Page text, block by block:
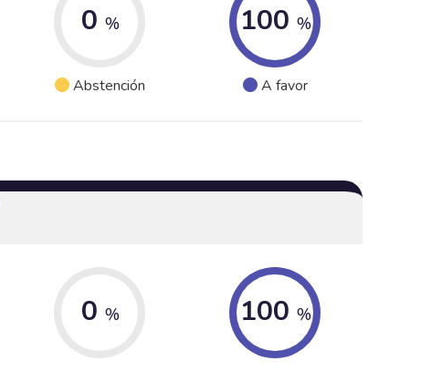
0 %
Abstención
100 %
A favor
0 % 100 %